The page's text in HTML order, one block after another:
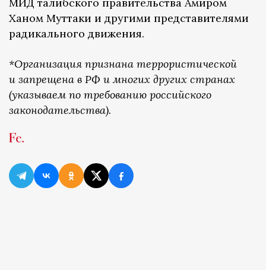
МИД талибского правительства Амиром
Ханом Муттаки и другими представителями
радикального движения.
*Организация признана террористической
и запрещена в РФ и многих других странах
(указываем по требованию российского
законодательства).